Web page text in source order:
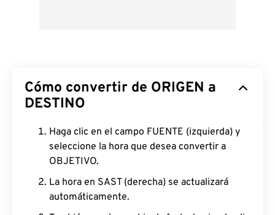
Cómo convertir de ORIGEN a
DESTINO
Haga clic en el campo FUENTE (izquierda) y
seleccione la hora que desea convertir a
OBJETIVO.
La hora en SAST (derecha) se actualizará
automáticamente.